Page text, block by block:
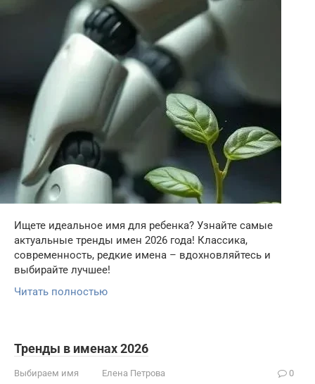
Ищете идеальное имя для ребенка? Узнайте самые
актуальные тренды имен 2026 года! Классика,
современность, редкие имена – вдохновляйтесь и
выбирайте лучшее!
Читать полностью
Тренды в именах 2026
Выбираем имя Елена Петрова 0